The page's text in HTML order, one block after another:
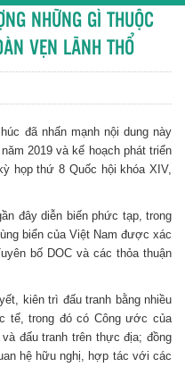
NHỮNG GÌ THUỘC
VẸN LÃNH THỔ
đã nhấn mạnh nội dung này
2019 và kế hoạch phát triển
họp thứ 8 Quốc hội khóa XIV,
đây diễn biến phức tạp, trong
biển của Việt Nam được xác
bố DOC và các thỏa thuận
kiên trì đấu tranh bằng nhiều
tế, trong đó có Công ước của
đấu tranh trên thực địa; đồng
hệ hữu nghị, hợp tác với các